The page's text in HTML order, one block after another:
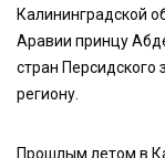
Калининградской
Аравии принцу
стран Персидского
региону.
Прошлым летом в